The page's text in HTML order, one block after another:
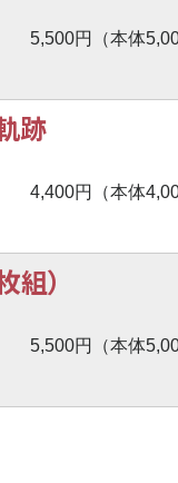
5,500円（本体
跡
4,400円（本体
）
5,500円（本体